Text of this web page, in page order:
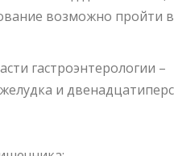
возможно пройти в
гастроэнтерологии –
и